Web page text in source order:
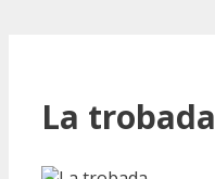
La trobada